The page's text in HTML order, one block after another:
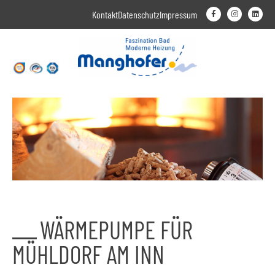
KontaktDatenschutzImpressum
WÄRMEPUMPE FÜR
MÜHLDORF AM INN